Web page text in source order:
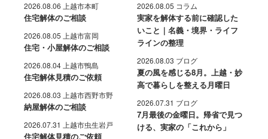
2026.08.06 上越市本町
住宅解体のご相談
2026.08.05 上越市富岡
住宅・小屋解体のご相談
2026.08.04 上越市鴨島
住宅解体見積のご依頼
2026.08.03 上越市西野市野
納屋解体のご相談
2026.07.31 上越市虫生岩戸
住宅解体見積のご依頼
2026.08.05 コラム
実家を解体する前に確認した
いこと｜名義・境界・ライフ
ラインの整理
2026.08.03 ブログ
夏の風を感じる8月。上越・妙
高で暮らしを整える月曜日
2026.07.31 ブログ
7月最後の金曜日。帰省で見つ
ける、実家の「これから」